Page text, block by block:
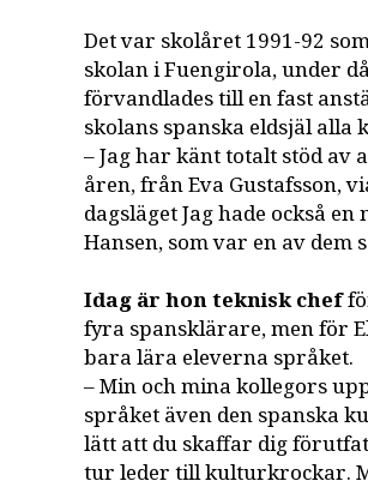
Det var skolåret 1991-92
skolan i Fuengirola, under
förvandlades till en fast
skolans spanska eldsjäl alla
– Jag har känt totalt stöd av
åren, från Eva Gustafsson,
dagsläget Jag hade också
Hansen, som var en av
Idag är hon teknisk chef
fyra spansklärare, men för
bara lära eleverna språket.
– Min och mina kollegors
språket även den spanska
lätt att du skaffar dig
tur leder till kulturkrockar.